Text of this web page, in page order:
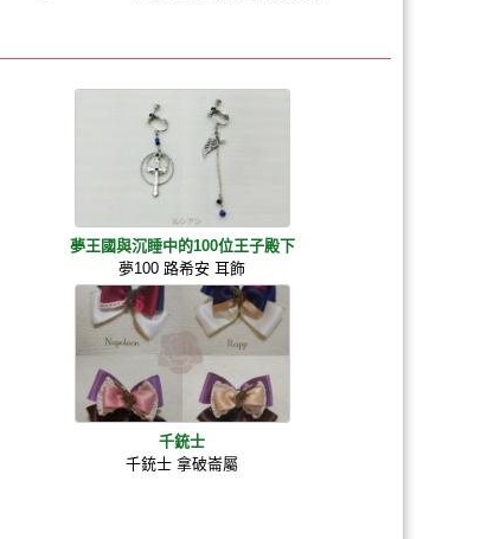
夢王國與沉睡中的100位王子殿下
夢100 路希安 耳飾
千銃士
千銃士 拿破崙屬